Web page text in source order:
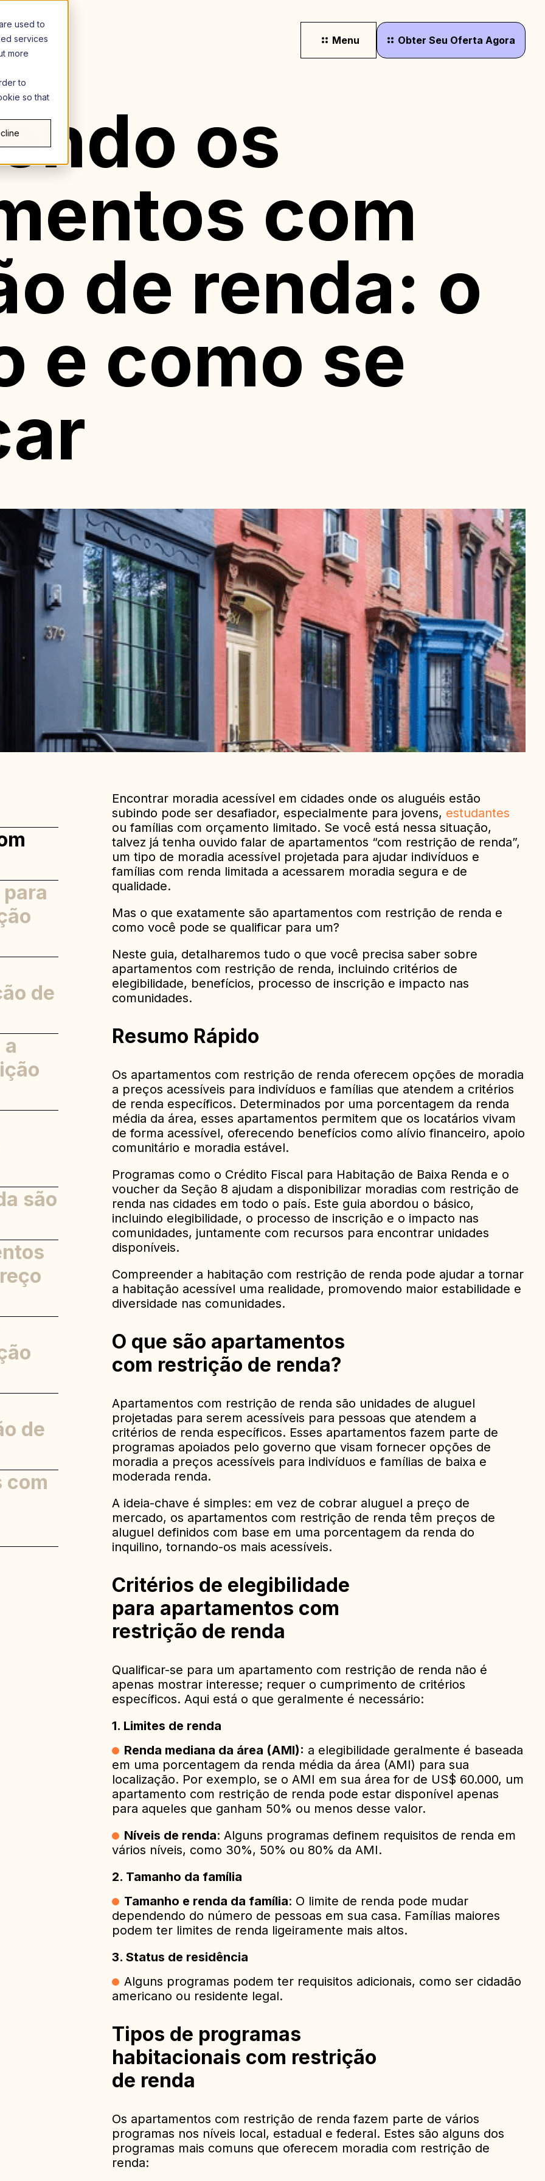
used to
services
more
to
so that
Menu Obter Seu Oferta Agora
os
com
de renda: o
e como se
de
são
de
com
Encontrar moradia acessível em cidades onde os aluguéis estão
subindo pode ser desafiador, especialmente para jovens, estudantes
ou famílias com orçamento limitado. Se você está nessa situação,
talvez já tenha ouvido falar de apartamentos “com restrição de renda”,
um tipo de moradia acessível projetada para ajudar indivíduos e
famílias com renda limitada a acessarem moradia segura e de
qualidade.
Mas o que exatamente são apartamentos com restrição de renda e
como você pode se qualificar para um?
Neste guia, detalharemos tudo o que você precisa saber sobre
apartamentos com restrição de renda, incluindo critérios de
elegibilidade, benefícios, processo de inscrição e impacto nas
comunidades.
Resumo Rápido
Os apartamentos com restrição de renda oferecem opções de moradia
a preços acessíveis para indivíduos e famílias que atendem a critérios
de renda específicos. Determinados por uma porcentagem da renda
média da área, esses apartamentos permitem que os locatários vivam
de forma acessível, oferecendo benefícios como alívio financeiro, apoio
comunitário e moradia estável.
Programas como o Crédito Fiscal para Habitação de Baixa Renda e o
voucher da Seção 8 ajudam a disponibilizar moradias com restrição de
renda nas cidades em todo o país. Este guia abordou o básico,
incluindo elegibilidade, o processo de inscrição e o impacto nas
comunidades, juntamente com recursos para encontrar unidades
disponíveis.
Compreender a habitação com restrição de renda pode ajudar a tornar
a habitação acessível uma realidade, promovendo maior estabilidade e
diversidade nas comunidades.
O que são apartamentos
com restrição de renda?
Apartamentos com restrição de renda são unidades de aluguel
projetadas para serem acessíveis para pessoas que atendem a
critérios de renda específicos. Esses apartamentos fazem parte de
programas apoiados pelo governo que visam fornecer opções de
moradia a preços acessíveis para indivíduos e famílias de baixa e
moderada renda.
A ideia-chave é simples: em vez de cobrar aluguel a preço de
mercado, os apartamentos com restrição de renda têm preços de
aluguel definidos com base em uma porcentagem da renda do
inquilino, tornando-os mais acessíveis.
Critérios de elegibilidade
para apartamentos com
restrição de renda
Qualificar-se para um apartamento com restrição de renda não é
apenas mostrar interesse; requer o cumprimento de critérios
específicos. Aqui está o que geralmente é necessário:
1. Limites de renda
Renda mediana da área (AMI): a elegibilidade geralmente é baseada
em uma porcentagem da renda média da área (AMI) para sua
localização. Por exemplo, se o AMI em sua área for de US$ 60.000, um
apartamento com restrição de renda pode estar disponível apenas
para aqueles que ganham 50% ou menos desse valor.
Níveis de renda: Alguns programas definem requisitos de renda em
vários níveis, como 30%, 50% ou 80% da AMI.
2. Tamanho da família
Tamanho e renda da família: O limite de renda pode mudar
dependendo do número de pessoas em sua casa. Famílias maiores
podem ter limites de renda ligeiramente mais altos.
3. Status de residência
Alguns programas podem ter requisitos adicionais, como ser cidadão
americano ou residente legal.
Tipos de programas
habitacionais com restrição
de renda
Os apartamentos com restrição de renda fazem parte de vários
programas nos níveis local, estadual e federal. Estes são alguns dos
programas mais comuns que oferecem moradia com restrição de
renda: